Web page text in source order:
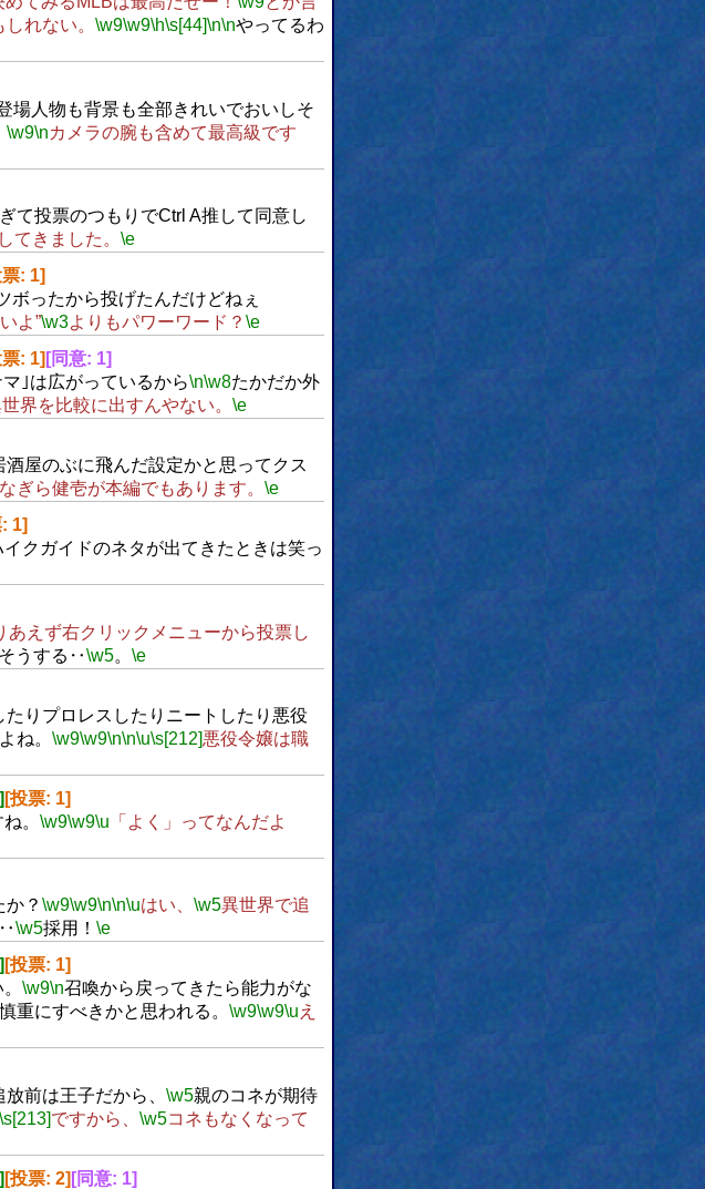
れない。 \w9\w9\h\s[44]\n\nやってるわ
場人物も背景も全部きれいでおいしそ
\w9\nカメラの腕も含めて最高級です
て投票のつもりでCtrl A推して同意し
てきました。 \e
票: 1]
ボったから投げたんだけどねぇ
よ”\w3よりもパワーワード？ \e
票: 1] [同意: 1]
｣は広がっているから\n\w8たかだか外
界を比較に出すんやない。 \e
屋のぶに飛んだ設定かと思ってクス
ぎら健壱が本編でもあります。 \e
1]
クガイドのネタが出てきたときは笑っ
あえず右クリックメニューから投票し
そうする‥\w5。 \e
りプロレスしたりニートしたり悪役
ね。 \w9\w9\n\n\u\s[212]悪役令嬢は職
[投票: 1]
。 \w9\w9\u 「よく」ってなんだよ
？ \w9\w9\n\n\uはい、 \w5異世界で追
\w5採用！ \e
[投票: 1]
\w9\n召喚から戻ってきたら能力がな
重にすべきかと思われる。 \w9\w9\u え
前は王子だから、 \w5親のコネが期待
\s[213]ですから、 \w5コネもなくなって
[投票: 2] [同意: 1]